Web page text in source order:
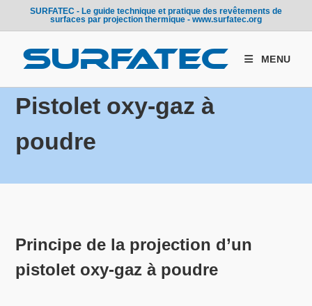
SURFATEC - Le guide technique et pratique des revêtements de
surfaces par projection thermique - www.surfatec.org
MENU
Pistolet oxy-gaz à
poudre
Principe de la projection d’un
pistolet oxy-gaz à poudre